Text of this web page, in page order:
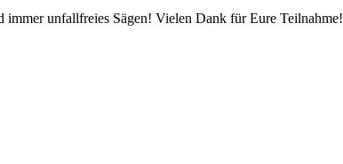
immer unfallfreies Sägen! Vielen Dank für Eure Teilnahme!